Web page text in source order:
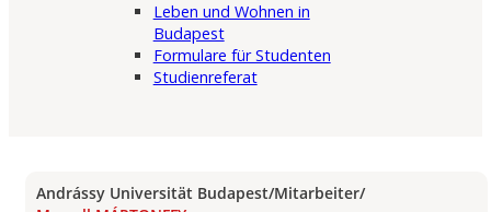
Leben und Wohnen in
Budapest
Formulare für Studenten
Studienreferat
Andrássy Universität Budapest/Mitarbeiter/